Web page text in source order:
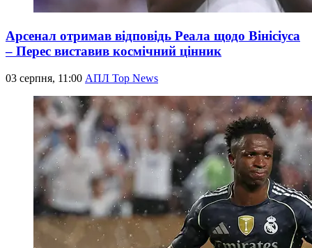
Арсенал отримав відповідь Реала щодо Вінісіуса
– Перес виставив космічний цінник
03 серпня, 11:00 АПЛ Top News